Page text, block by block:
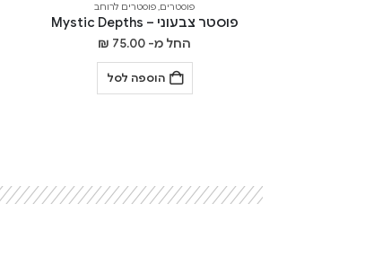
פוסטרים,פוסטרים לרוחב
פוסטר צבעוני – Mystic Depths
החל מ- ₪ 75.00
הוספה לסל